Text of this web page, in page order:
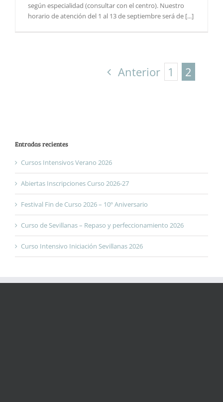
según especialidad (consultar con el centro). Nuestro
horario de atención del 1 al 13 de septiembre será de [...]
Anterior 1 2
Entradas recientes
Cursos Intensivos Verano 2026
Abiertas Inscripciones Curso 2026-27
Festival Fin de Curso 2026 – 10º Aniversario
Curso de Sevillanas – Repaso y perfeccionamiento 2026
Curso Intensivo Iniciación Sevillanas 2026